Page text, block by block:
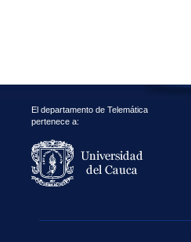
El departamento de Telemática
pertenece a: